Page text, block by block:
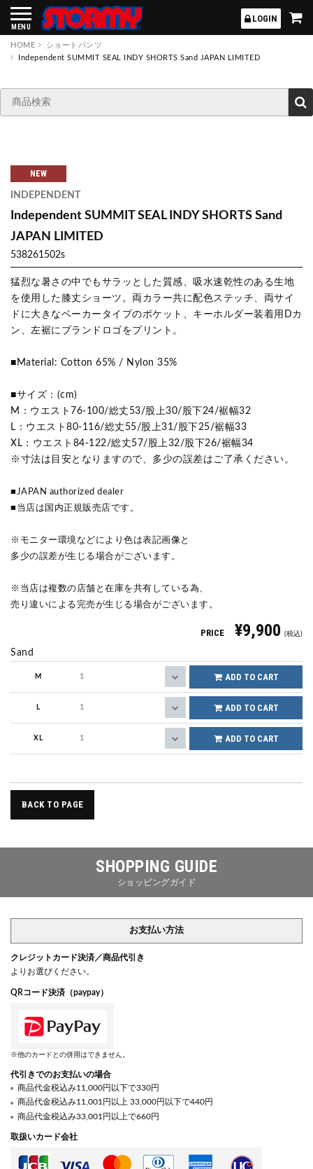
MENU
LOGIN
HOME
ショートパンツ
Independent SUMMIT SEAL INDY SHORTS Sand JAPAN LIMITED
NEW
INDEPENDENT
Independent SUMMIT SEAL INDY SHORTS Sand
JAPAN LIMITED
538261502s
猛烈な暑さの中でもサラッとした質感、吸水速乾性のある生地
を使用した膝丈ショーツ。両カラー共に配色ステッチ、両サイ
ドに大きなベーカータイプのポケット、キーホルダー装着用Dカ
ン、左裾にブランドロゴをプリント。
■Material: Cotton 65% / Nylon 35%
■サイズ：(cm)
M：ウエスト76-100/総丈53/股上30/股下24/裾幅32
L：ウエスト80-116/総丈55/股上31/股下25/裾幅33
XL：ウエスト84-122/総丈57/股上32/股下26/裾幅34
※寸法は目安となりますので、多少の誤差はご了承ください。
■JAPAN authorized dealer
■当店は国内正規販売店です。
※モニター環境などにより色は表記画像と
多少の誤差が生じる場合がございます。
※当店は複数の店舗と在庫を共有している為、
売り違いによる完売が生じる場合がございます。
PRICE ¥9,900 (税込)
Sand
M ADD TO CART
L ADD TO CART
XL ADD TO CART
BACK TO PAGE
SHOPPING GUIDE
ショッピングガイド
お支払い方法
クレジットカード決済／商品代引き
よりお選びください。
QRコード決済（paypay）
※他のカードとの併用はできません。
代引きでのお支払いの場合
商品代金税込み11,000円以下で330円
商品代金税込み11,001円以上 33,000円以下で440円
商品代金税込み33,001円以上で660円
取扱いカード会社